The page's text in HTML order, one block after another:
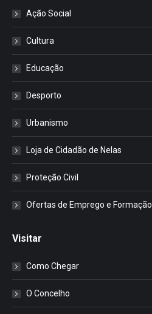
Ação Social
Cultura
Educação
Desporto
Urbanismo
Loja de Cidadão de Nelas
Proteção Civil
Ofertas de Emprego e Formação
Visitar
Como Chegar
O Concelho